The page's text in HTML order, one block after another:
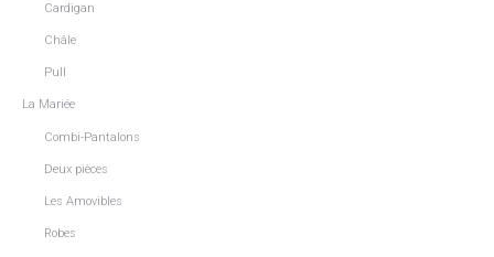
Cardigan
Châle
Pull
La Mariée
Combi-Pantalons
Deux pièces
Les Amovibles
Robes